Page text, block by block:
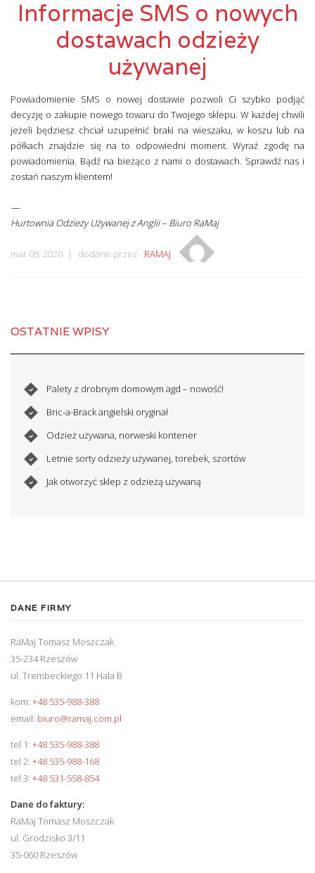
Informacje SMS o nowych
dostawach odzieży
używanej
Powiadomienie SMS o nowej dostawie pozwoli Ci szybko podjąć
decyzję o zakupie nowego towaru do Twojego sklepu. W każdej chwili
jeżeli będziesz chciał uzupełnić braki na wieszaku, w koszu lub na
półkach znajdzie się na to odpowiedni moment. Wyraź zgodę na
powiadomienia. Bądź na bieżąco z nami o dostawach. Sprawdź nas i
zostań naszym klientem!
—
Hurtownia Odzieży Używanej z Anglii – Biuro RaMaj
mar 08, 2020 dodane przez RAMAJ
OSTATNIE WPISY
Palety z drobnym domowym agd – nowość!
Bric-a-Brack angielski oryginał
Odzież używana, norweski kontener
Letnie sorty odzieży używanej, torebek, szortów
Jak otworzyć sklep z odzieżą używaną
DANE FIRMY
RaMaj Tomasz Moszczak
35-234 Rzeszów
ul. Trembeckiego 11 Hala B
kom: +48 535-988-388
email: biuro@ramaj.com.pl
tel 1: +48 535-988-388
tel 2: +48 535-988-168
tel 3: +48 531-558-854
Dane do faktury:
RaMaj Tomasz Moszczak
ul. Grodzisko 3/11
35-060 Rzeszów